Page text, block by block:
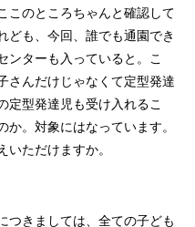
このところちゃんと確認して
ども、今回、誰でも通園でき
ンターも入っていると。こ
さんだけじゃなくて定型発達
定型発達児も受け入れるこ
か。対象にはなっています。
いただけますか。
つきましては、全ての子ども